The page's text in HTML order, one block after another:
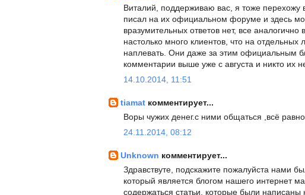
Виталий, поддерживаю вас, я тоже
писал на их официальном форуме и здесь
вразумительных ответов нет, все
настолько много клиентов, что на
наплевать. Они даже за этим официальным
комментарии выше уже с августа и никто их
14.10.2014, 11:51
tiamat комментирует...
Воры чужих денег.с ними общаться ,всё равно
24.11.2014, 08:12
Unknown комментирует...
Здравствуте, подскажите пожалуйста нами
который является блогом нашего интернет
содержаться статьи, которые были